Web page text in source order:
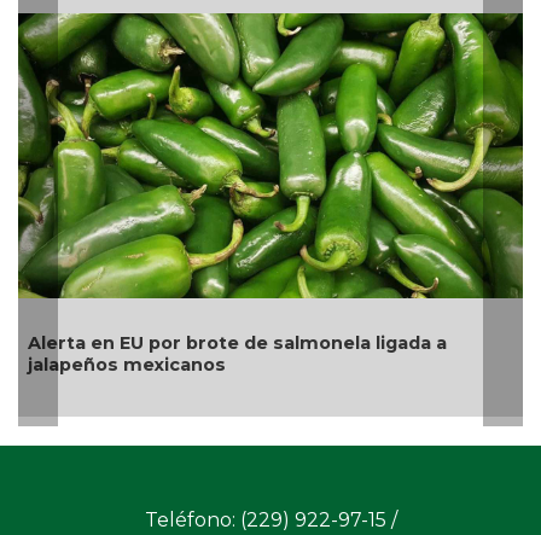
en EU por brote de salmonela ligada a
mexicanos
Teléfono: (229) 922-97-15 /